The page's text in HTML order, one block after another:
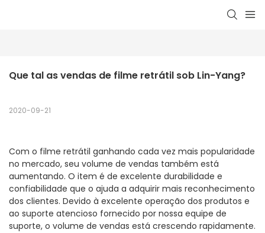
Que tal as vendas de filme retrátil sob Lin-Yang?
2020-09-21
Com o filme retrátil ganhando cada vez mais popularidade
no mercado, seu volume de vendas também está
aumentando. O item é de excelente durabilidade e
confiabilidade que o ajuda a adquirir mais reconhecimento
dos clientes. Devido à excelente operação dos produtos e
ao suporte atencioso fornecido por nossa equipe de
suporte, o volume de vendas está crescendo rapidamente.